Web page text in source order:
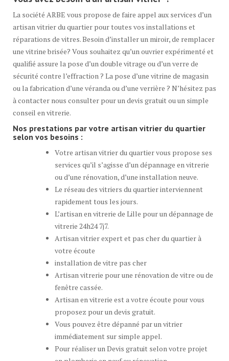
La société ARBE vous propose de faire appel aux services d’un
artisan vitrier du quartier pour toutes vos installations et
réparations de vitres. Besoin d’installer un miroir, de remplacer
une vitrine brisée? Vous souhaitez qu’un ouvrier expérimenté et
qualifié assure la pose d’un double vitrage ou d’un verre de
sécurité contre l’effraction ? La pose d’une vitrine de magasin
ou la fabrication d’une véranda ou d’une verrière ? N’hésitez pas
à contacter nous consulter pour un devis gratuit ou un simple
conseil en vitrerie.
Nos prestations par votre artisan vitrier du quartier
selon vos besoins :
Votre artisan vitrier du quartier vous propose ses
services qu’il s’agisse d’un dépannage en vitrerie
ou d’une rénovation, d’une installation neuve.
Le réseau des vitriers du quartier interviennent
rapidement tous les jours.
L’artisan en vitrerie de Lille pour un dépannage de
vitrerie 24h24 7j7.
Artisan vitrier expert et pas cher du quartier à
votre écoute
installation de vitre pas cher
Artisan vitrerie pour une rénovation de vitre ou de
fenêtre cassée.
Artisan en vitrerie est a votre écoute pour vous
proposez pour un devis gratuit.
Vous pouvez être dépanné par un vitrier
immédiatement sur simple appel.
Pour réaliser un Devis gratuit selon votre projet